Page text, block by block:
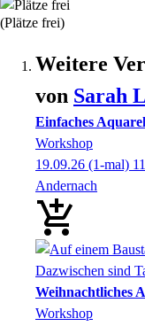
(Plätze frei)
Weitere
von Sarah
Einfaches
Workshop
19.09.26 (1-mal)
Andernach
Weihnachtliches
Workshop